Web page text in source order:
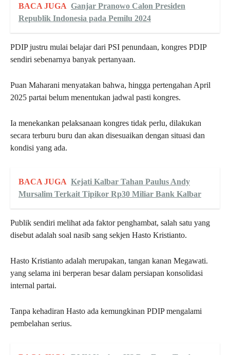
BACA JUGA Ganjar Pranowo Calon Presiden
Republik Indonesia pada Pemilu 2024
PDIP justru mulai belajar dari PSI penundaan, kongres PDIP
sendiri sebenarnya banyak pertanyaan.
Puan Maharani menyatakan bahwa, hingga pertengahan April
2025 partai belum menentukan jadwal pasti kongres.
Ia menekankan pelaksanaan kongres tidak perlu, dilakukan
secara terburu buru dan akan disesuaikan dengan situasi dan
kondisi yang ada.
BACA JUGA Kejati Kalbar Tahan Paulus Andy
Mursalim Terkait Tipikor Rp30 Miliar Bank Kalbar
Publik sendiri melihat ada faktor penghambat, salah satu yang
disebut adalah soal nasib sang sekjen Hasto Kristianto.
Hasto Kristianto adalah merupakan, tangan kanan Megawati.
yang selama ini berperan besar dalam persiapan konsolidasi
internal partai.
Tanpa kehadiran Hasto ada kemungkinan PDIP mengalami
pembelahan serius.